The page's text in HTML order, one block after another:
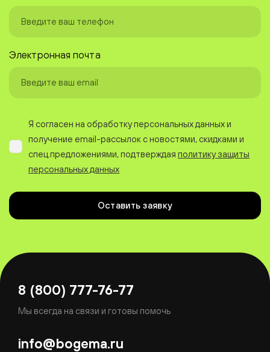
Электронная почта
Я согласен на обработку персональных данных и
получение email-рассылок с новостями, скидками и
спец.предложениями, подтверждая политику защиты
персональных данных
Оставить заявку
8 (800) 777-76-77
Мы всегда на связи и готовы помочь
info@bogema.ru